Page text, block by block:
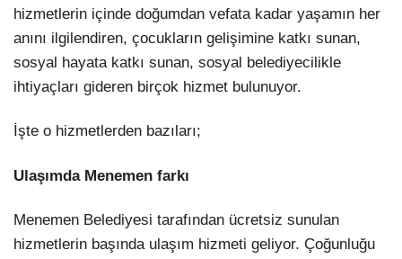
hizmetlerin içinde doğumdan vefata kadar yaşamın her
anını ilgilendiren, çocukların gelişimine katkı sunan,
sosyal hayata katkı sunan, sosyal belediyecilikle
ihtiyaçları gideren birçok hizmet bulunuyor.
İşte o hizmetlerden bazıları;
Ulaşımda Menemen farkı
Menemen Belediyesi tarafından ücretsiz sunulan
hizmetlerin başında ulaşım hizmeti geliyor. Çoğunluğu